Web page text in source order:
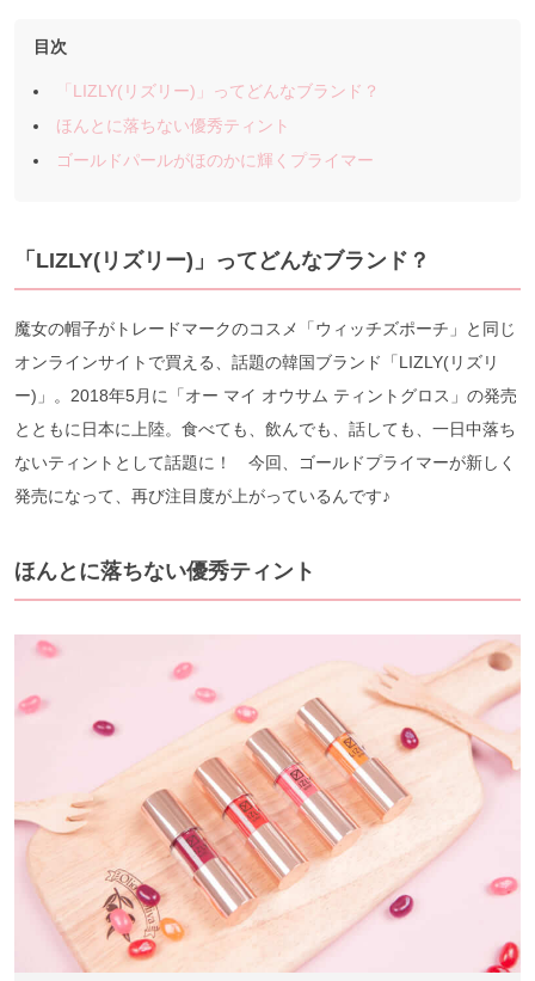
目次
「LIZLY(リズリー)」ってどんなブランド？
ほんとに落ちない優秀ティント
ゴールドパールがほのかに輝くプライマー
「LIZLY(リズリー)」ってどんなブランド？
魔女の帽子がトレードマークのコスメ「ウィッチズポーチ」と同じ
オンラインサイトで買える、話題の韓国ブランド「LIZLY(リズリ
ー)」。2018年5月に「オー マイ オウサム ティントグロス」の発売
とともに日本に上陸。食べても、飲んでも、話しても、一日中落ち
ないティントとして話題に！ 今回、ゴールドプライマーが新しく
発売になって、再び注目度が上がっているんです♪
ほんとに落ちない優秀ティント